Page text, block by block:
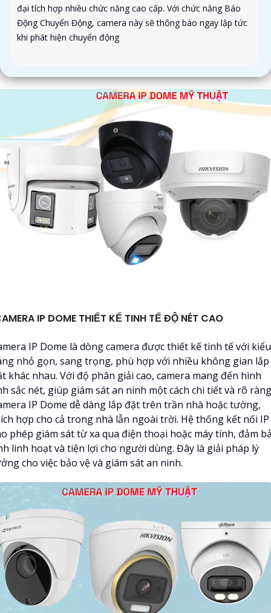
đại tích hợp nhiều chức năng cao cấp. Với chức năng Báo
Động Chuyển Động, camera này sẽ thông báo ngay lập tức
khi phát hiện chuyển động
IP DOME THIẾT KẾ TINH TẾ ĐỘ NÉT CAO
IP Dome là dòng camera được thiết kế tinh tế với kiểu
nhỏ gọn, sang trọng, phù hợp với nhiều không gian lắp
khác nhau. Với độ phân giải cao, camera mang đến hình
sắc nét, giúp giám sát an ninh một cách chi tiết và rõ
IP Dome dễ dàng lắp đặt trên trần nhà hoặc tường,
hợp cho cả trong nhà lẫn ngoài trời. Hệ thống kết nối IP
phép giám sát từ xa qua điện thoại hoặc máy tính, đảm
linh hoạt và tiện lợi cho người dùng. Đây là giải pháp lý
cho việc bảo vệ và giám sát an ninh.